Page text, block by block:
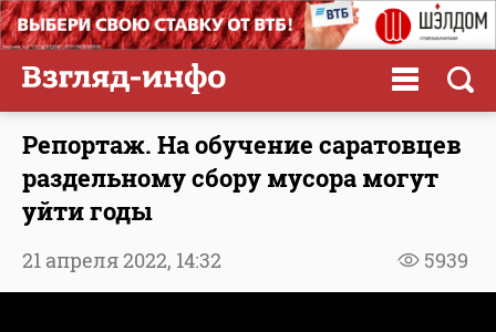
Репортаж. На обучение саратовцев
раздельному сбору мусора могут
уйти годы
5939
21 апреля 2022, 14:32